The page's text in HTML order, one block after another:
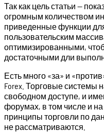
Так как цель статьи —
огромным количеством
приведенные функции
пользовательским
оптимизированными,
достаточными дли
Есть много «за» и
Forex. Торговые системы
свободном доступе, и
форумах, в том числе и на
принципы торговли по
не рассматриваются.